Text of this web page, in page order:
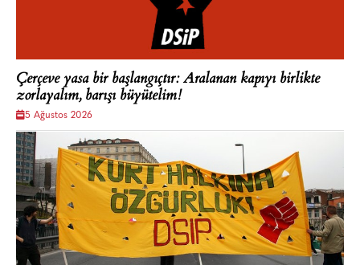
Çerçeve yasa bir başlangıçtır: Aralanan kapıyı birlikte
zorlayalım, barışı büyütelim!
5 Ağustos 2026